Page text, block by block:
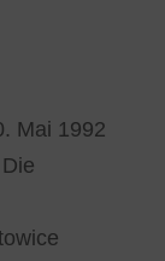
Mai 1992